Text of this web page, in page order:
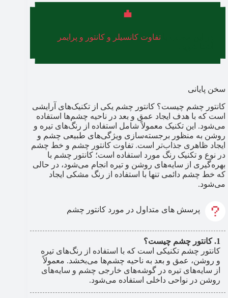
تفاوت کانسیلر و کانتور و پرایمر
سخن پایانی
کانتور چشم چیست؟ کانتور چشم یکی از تکنیک‌های آرایشی
است که با هدف ایجاد عمق و بعد در ناحیه چشم‌ها استفاده
می‌شود. این تکنیک معمولاً شامل استفاده از رنگ‌های تیره و
روشن به منظور برجسته‌سازی ویژگی‌های طبیعی چشم و
ایجاد ظاهری جذاب‌تر است. تفاوت کانتور چشم و خط چشم
در نوع و تکنیک رنگ مورد استفاده است؛ کانتور چشم با
بهره‌گیری از سایه‌های روشن و تیره انجام می‌شود، در حالی
که خط چشم دائمی تنها با استفاده از رنگ مشکی ایجاد
می‌شود.
پرسش های متداول در مورد کانتور چشم
کانتور چشم چیست؟
کانتور چشم تکنیکی است که با استفاده از رنگ‌های تیره
و روشن، عمق و بعد به ناحیه چشم‌ها می‌بخشد. معمولاً
از سایه‌های تیره در گوشه‌های خارجی چشم و سایه‌های
روشن در نواحی داخلی استفاده می‌شود.